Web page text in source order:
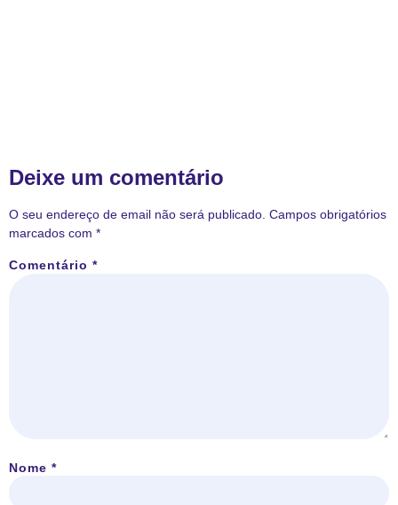
Deixe um comentário
O seu endereço de email não será publicado. Campos obrigatórios
marcados com *
Comentário *
Nome *